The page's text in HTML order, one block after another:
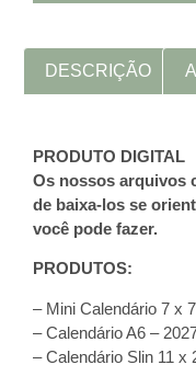
DESCRIÇÃO
PRODUTO DIGITAL
Os nossos arquivos
de baixa-los se
você pode fazer.
PRODUTOS:
– Mini Calendário 7 x
– Calendário A6 –
– Calendário Slin 11 x